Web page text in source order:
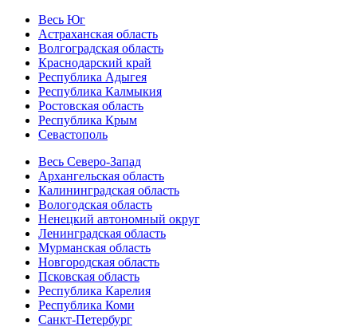
Весь Юг
Астраханская область
Волгоградская область
Краснодарский край
Республика Адыгея
Республика Калмыкия
Ростовская область
Республика Крым
Севастополь
Весь Северо-Запад
Архангельская область
Калининградская область
Вологодская область
Ненецкий автономный округ
Ленинградская область
Мурманская область
Новгородская область
Псковская область
Республика Карелия
Республика Коми
Санкт-Петербург